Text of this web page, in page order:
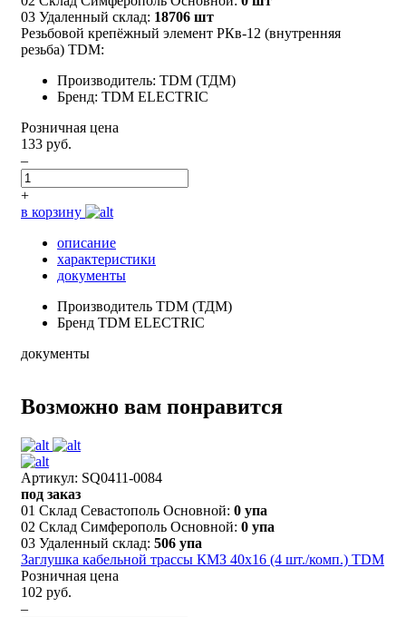
03 Удаленный склад: 18706 шт
Резьбовой крепёжный элемент РКв-12 (внутренняя
резьба) TDM:
Производитель: TDM (ТДМ)
Бренд: TDM ELECTRIC
Розничная цена
133 руб.
–
+
в корзину
описание
характеристики
документы
Производитель TDM (ТДМ)
Бренд TDM ELECTRIC
документы
Возможно вам понравится
Артикул: SQ0411-0084
под заказ
01 Склад Севастополь Основной: 0 упа
02 Склад Симферополь Основной: 0 упа
03 Удаленный склад: 506 упа
Заглушка кабельной трассы КМЗ 40х16 (4 шт./комп.) TDM
Розничная цена
102 руб.
–